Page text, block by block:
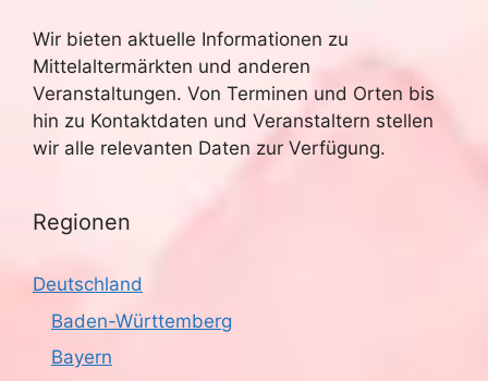
Wir bieten aktuelle Informationen zu
Mittelaltermärkten und anderen
Veranstaltungen. Von Terminen und Orten bis
hin zu Kontaktdaten und Veranstaltern stellen
wir alle relevanten Daten zur Verfügung.
Regionen
Deutschland
Baden-Württemberg
Bayern